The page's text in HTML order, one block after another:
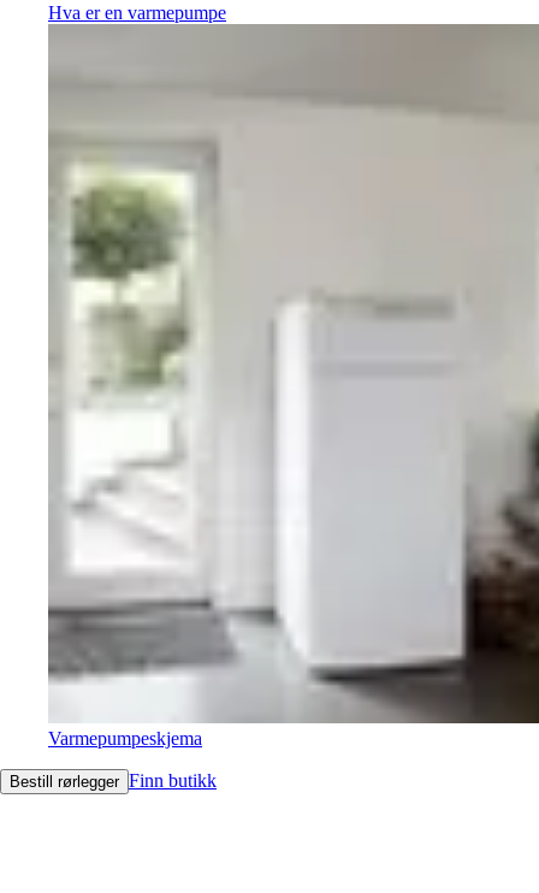
Hva er en varmepumpe
Varmepumpeskjema
Bestill rørlegger Finn butikk